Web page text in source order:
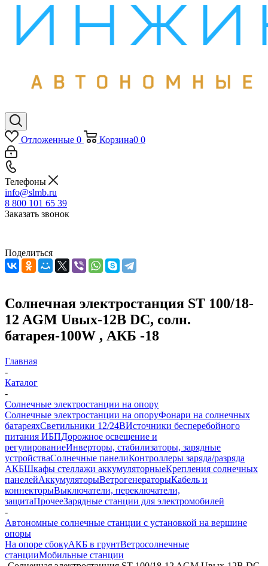
Отложенные 0 Корзина0 0
Телефоны
info@slmb.ru
8 800 101 65 39
Заказать звонок
Поделиться
Солнечная электростанция ST 100/18-
12 AGM Uвых-12В DC, солн.
батарея-100W , АКБ -18
Главная
-
Каталог
-
Солнечные электростанции на опору
Солнечные электростанции на опоруФонари на солнечных
батареяхСветильники 12/24ВИсточники бесперебойного
питания ИБПДорожное освещение и
регулированиеИнверторы, стабилизаторы, зарядные
устройстваСолнечные панелиКонтроллеры заряда/разряда
АКБШкафы стеллажи аккумуляторныеКрепления солнечных
панелейАккумуляторыВетрогенераторыКабель и
коннекторыВыключатели, переключатели,
защитаПрочееЗарядные станции для электромобилей
-
Автономные солнечные станции с установкой на вершине
опоры
На опоре сбокуАКБ в грунтВетросолнечные
станцииМобильные станции